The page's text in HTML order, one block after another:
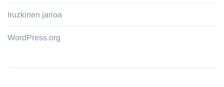
Iruzkinen jarioa
WordPress.org